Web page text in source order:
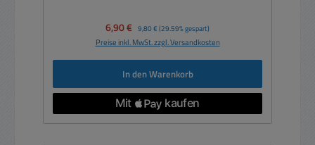
Verkaufspreis:
6,90 € Regulärer Preis:
9,80 € (29.59% gespart)
Preise inkl. MwSt. zzgl. Versandkosten
In den Warenkorb